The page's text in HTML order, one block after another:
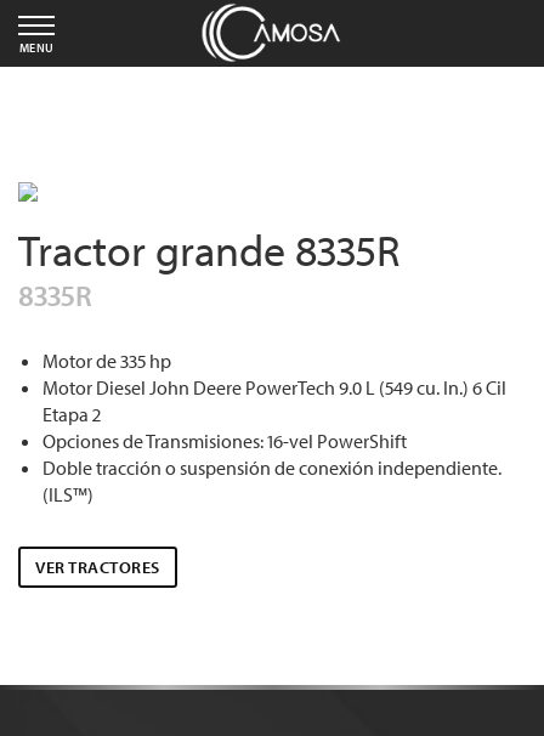
Tractor grande 8335R
8335R
Motor de 335 hp
Motor Diesel John Deere PowerTech 9.0 L (549 cu. In.) 6 Cil
Etapa 2
Opciones de Transmisiones: 16-vel PowerShift
Doble tracción o suspensión de conexión independiente.
(ILS™)
VER TRACTORES
MENU